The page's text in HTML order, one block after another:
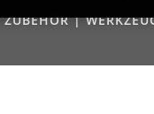
ZUBEHÖR|